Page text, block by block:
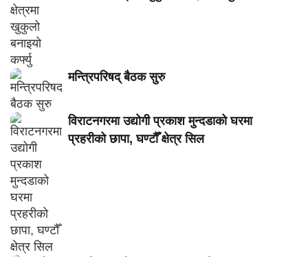
मन्त्रिपरिषद् बैठक सुरु
विराटनगरमा उद्योगी प्रकाश मुन्दडाको घरमा
प्रहरीको छापा, घण्टौँ क्षेत्र सिल